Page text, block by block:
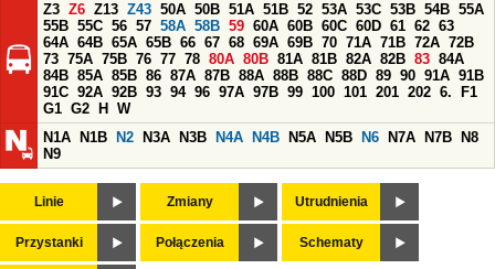
Z3 Z6 Z13 Z43 50A 50B 51A 51B 52 53A 53C 53B 54B 55A
55B 55C 56 57 58A 58B 59 60A 60B 60C 60D 61 62 63
64A 64B 65A 65B 66 67 68 69A 69B 70 71A 71B 72A 72B
73 75A 75B 76 77 78 80A 80B 81A 81B 82A 82B 83 84A
84B 85A 85B 86 87A 87B 88A 88B 88C 88D 89 90 91A 91B
91C 92A 92B 93 94 96 97A 97B 99 100 101 201 202 6.
F1
G1 G2 H
W
N1A
N1B N2 N3A N3B N4A N4B N5A N5B N6 N7A N7B
N8
N9
Linie Zmiany Utrudnienia
Przystanki Połączenia Schematy